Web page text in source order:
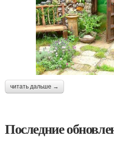
читать дальше →
Последние